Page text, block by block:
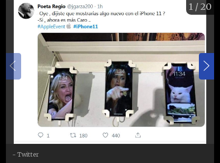
1 / 20
- Twitter